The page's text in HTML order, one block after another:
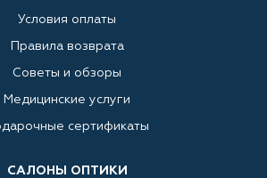
Условия оплаты
Правила возврата
Советы и обзоры
Медицинские услуги
сертификаты
САЛОНЫ ОПТИКИ